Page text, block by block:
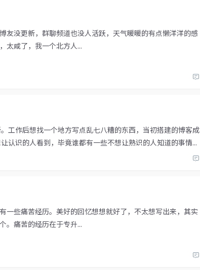
友没更新，群聊频道也没人活跃，天气暖暖的有点懒洋洋的感
咸了，我一个北方人...
工作后想找一个地方写点乱七八糟的东西，当初搭建的博客成
认识的人看到，毕竟谁都有一些不想让熟识的人知道的事情...
一些痛苦经历。美好的回忆想想就好了，不太想写出来，其实
。痛苦的经历在于专升...